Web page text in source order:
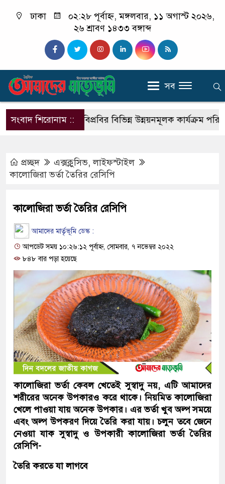
ঢাকা
০২:২৮ পূর্বাহ্ন, মঙ্গলবার, ১১ অগাস্ট ২০২৬,
২৬ শ্রাবণ ১৪৩৩ বঙ্গাব্দ
সব
সংবাদ শিরোনাম ::
বিরুদ্ধে পবিপ্রবির বিভিন্ন উন্নয়নমূলক কার্যক্রম পরিদর্শন
প্রচ্ছদ এক্সক্লুসিভ,লাইফস্টাইল
কালোজিরা ভর্তা তৈরির রেসিপি
কালোজিরা ভর্তা তৈরির রেসিপি
আমাদের মার্তৃভূমি ডেস্ক :
আপডেট সময় ১০:২৬:১২ পূর্বাহ্ন, সোমবার, ৭ নভেম্বর ২০২২
৮৪৮ বার পড়া হয়েছে
কালোজিরা ভর্তা কেবল খেতেই সুস্বাদু নয়, এটি আমাদের
শরীরের অনেক উপকারও করে থাকে। নিয়মিত কালোজিরা
খেলে পাওয়া যায় অনেক উপকার। এর ভর্তা খুব অল্প সময়ে
এবং অল্প উপকরণ দিয়ে তৈরি করা যায়। চলুন তবে জেনে
নেওয়া যাক সুস্বাদু ও ‍উপকারী কালোজিরা ভর্তা তৈরির
রেসিপি-
তৈরি করতে যা লাগবে